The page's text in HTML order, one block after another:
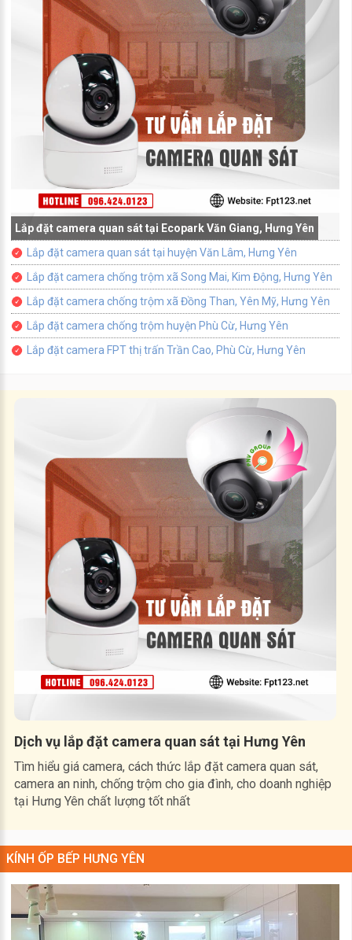
Lắp đặt camera quan sát tại Ecopark Văn Giang, Hưng Yên
Lắp đặt camera quan sát tại huyện Văn Lâm, Hưng Yên
Lắp đặt camera chống trộm xã Song Mai, Kim Động, Hưng Yên
Lắp đặt camera chống trộm xã Đồng Than, Yên Mỹ, Hưng Yên
Lắp đặt camera chống trộm huyện Phù Cừ, Hưng Yên
Lắp đặt camera FPT thị trấn Trần Cao, Phù Cừ, Hưng Yên
Dịch vụ lắp đặt camera quan sát tại Hưng Yên
Tìm hiểu giá camera, cách thức lắp đặt camera quan sát,
camera an ninh, chống trộm cho gia đình, cho doanh nghiệp
tại Hưng Yên chất lượng tốt nhất
KÍNH ỐP BẾP HƯNG YÊN